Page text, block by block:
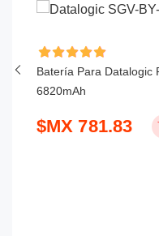
Batería Para Datalogic
6820mAh
$MX 781.83